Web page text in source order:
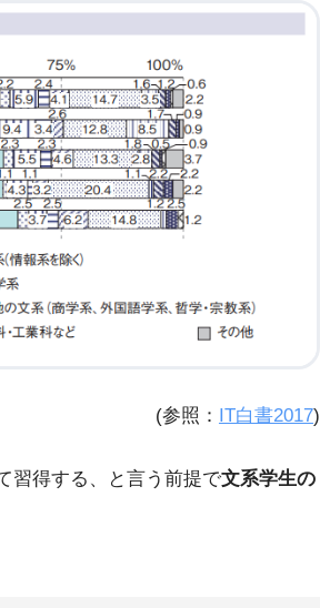
(参照： IT白書2017)
習得する、と言う前提で文系学生の